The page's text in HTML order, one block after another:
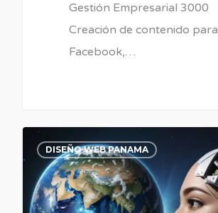
Gestión Empresarial 3000
Creación de contenido para
Facebook,…
DISEÑO WEB PANAMA